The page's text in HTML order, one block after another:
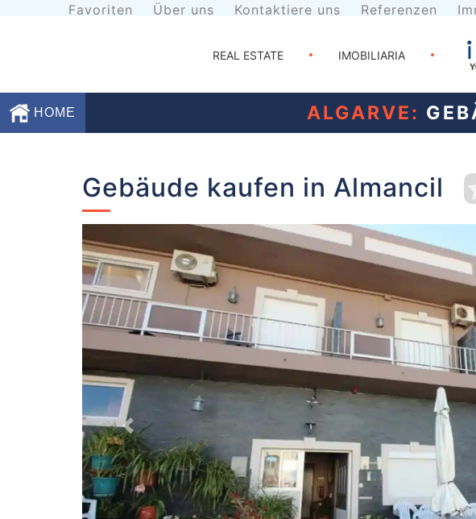
Favoriten Über uns Kontaktiere uns Referenzen
REAL ESTATE IMOBILIARIA
HOME ALGARVE:
Kontaktiere
Geschäftsbedingungen
Referenzen
Immobilien
Steuerrecht
Gebäude kaufen in Almancil
Previous